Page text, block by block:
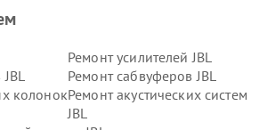
Ремонт усилителей JBL
Ремонт сабвуферов JBL
колонокРемонт акустических систем
JBL